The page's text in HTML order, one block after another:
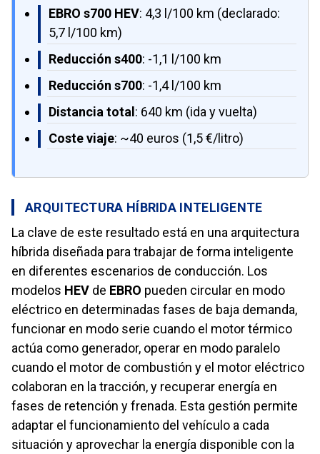
EBRO s700 HEV: 4,3 l/100 km (declarado:
5,7 l/100 km)
Reducción s400: -1,1 l/100 km
Reducción s700: -1,4 l/100 km
Distancia total: 640 km (ida y vuelta)
Coste viaje: ~40 euros (1,5 €/litro)
ARQUITECTURA HÍBRIDA INTELIGENTE
La clave de este resultado está en una arquitectura
híbrida diseñada para trabajar de forma inteligente
en diferentes escenarios de conducción. Los
modelos HEV de EBRO pueden circular en modo
eléctrico en determinadas fases de baja demanda,
funcionar en modo serie cuando el motor térmico
actúa como generador, operar en modo paralelo
cuando el motor de combustión y el motor eléctrico
colaboran en la tracción, y recuperar energía en
fases de retención y frenada. Esta gestión permite
adaptar el funcionamiento del vehículo a cada
situación y aprovechar la energía disponible con la